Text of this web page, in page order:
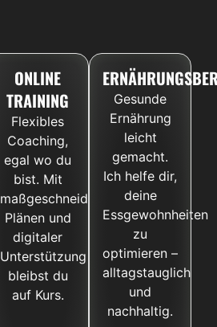
ONLINE
TRAINING
Flexibles
Coaching,
egal wo du
bist. Mit
maßgeschneiderten
Plänen und
digitaler
Unterstützung
bleibst du
auf Kurs.
Gesunde
Ernährung
leicht
gemacht.
Ich helfe dir,
deine
Essgewohnheiten
zu
optimieren –
alltagstauglich
und
nachhaltig.